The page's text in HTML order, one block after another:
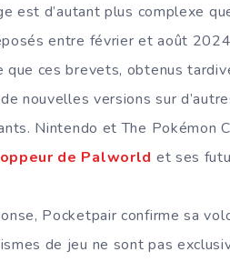
est d’autant plus complexe
entre février et août
que ces brevets, obtenus
nouvelles versions sur
Nintendo et The Pokémon
de Palworld et ses
Pocketpair confirme sa
de jeu ne sont pas